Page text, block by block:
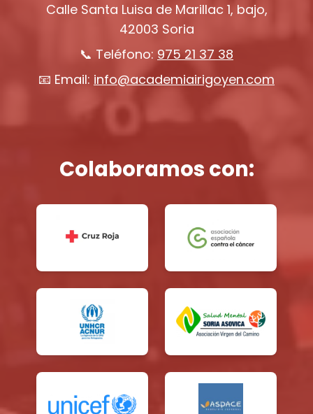
Calle Santa Luisa de Marillac 1, bajo,
42003 Soria
📞 Teléfono: 975 21 37 38
📧 Email: info@academiairigoyen.com
Colaboramos con: